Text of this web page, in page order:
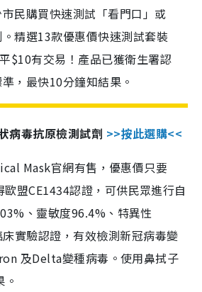
民購買快速測試「看門口」或
精選13款優惠價快速測試套裝
$10有交易！產品已獲衛生署認
，最快10分鐘知結果。
病毒抗原檢測試劑 >>按此選購<<
Mask官網有售，優惠價只要
盟CE1434認證，可供民眾進行自
、靈敏度96.4%、特異性
實驗認證，有效檢測新冠病毒變
及Delta變種病毒。使用鼻拭子